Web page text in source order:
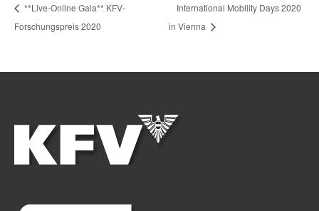
**Live-Online Gala** KFV-
Forschungspreis 2020
International Mobility Days 2020
in Vienna